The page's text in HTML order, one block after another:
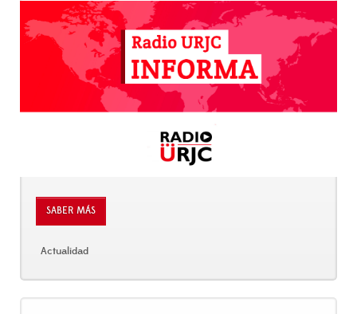
SABER MÁS
Actualidad